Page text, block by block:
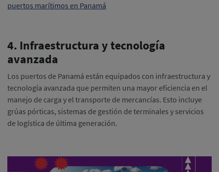
puertos marítimos en Panamá
4. Infraestructura y tecnología
avanzada
Los puertos de Panamá están equipados con infraestructura y
tecnología avanzada que permiten una mayor eficiencia en el
manejo de carga y el transporte de mercancías. Esto incluye
grúas pórticas, sistemas de gestión de terminales y servicios
de logística de última generación.